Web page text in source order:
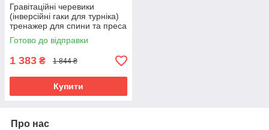
Гравітаційні черевики
(інверсійні гаки для турніка)
тренажер для спини та преса
OSPORT Lite Black (OF-0009)
Готово до відправки
1 383 ₴ 1 844 ₴
Купити
Про нас